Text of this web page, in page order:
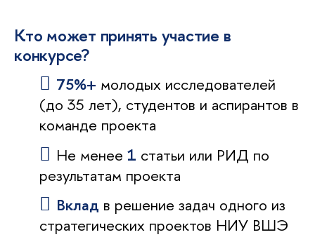
Кто может принять участие в
конкурсе?
75%+ молодых исследователей
(до 35 лет), студентов и аспирантов в
команде проекта
Не менее1 статьи или РИД по
результатам проекта
Вклад в решение задач одного из
стратегических проектов НИУ ВШЭ